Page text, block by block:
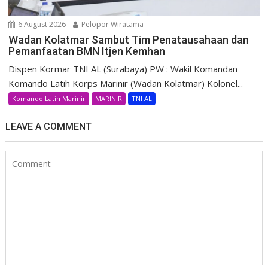
6 August 2026 Pelopor Wiratama
Wadan Kolatmar Sambut Tim Penatausahaan dan
Pemanfaatan BMN Itjen Kemhan
Dispen Kormar TNI AL (Surabaya) PW : Wakil Komandan
Komando Latih Korps Marinir (Wadan Kolatmar) Kolonel...
Komando Latih Marinir MARINIR TNI AL
LEAVE A COMMENT